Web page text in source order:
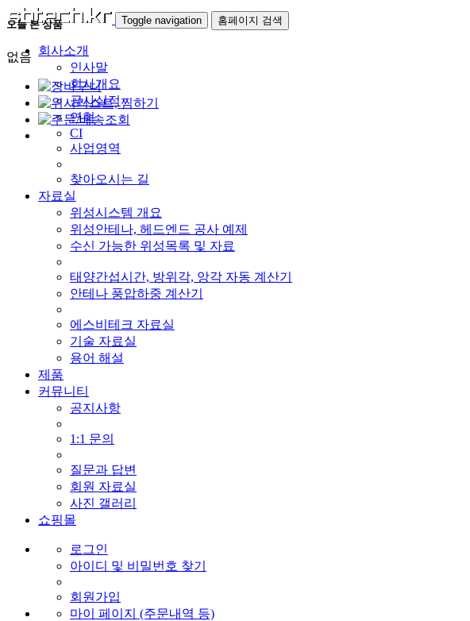
Toggle navigation 홈페이지 검색
회사소개
인사말
회사개요
공사실적
연혁
CI
사업영역
찾아오시는 길
자료실
위성시스템 개요
위성안테나, 헤드엔드 공사 예제
수신 가능한 위성목록 및 자료
태양간섭시간, 방위각, 앙각 자동 계산기
안테나 풍압하중 계산기
에스비테크 자료실
기술 자료실
용어 해설
제품
커뮤니티
공지사항
1:1 문의
질문과 답변
회원 자료실
사진 갤러리
쇼핑몰
로그인
아이디 및 비밀번호 찾기
회원가입
마이 페이지 (주문내역 등)
오늘 본 상품
없음